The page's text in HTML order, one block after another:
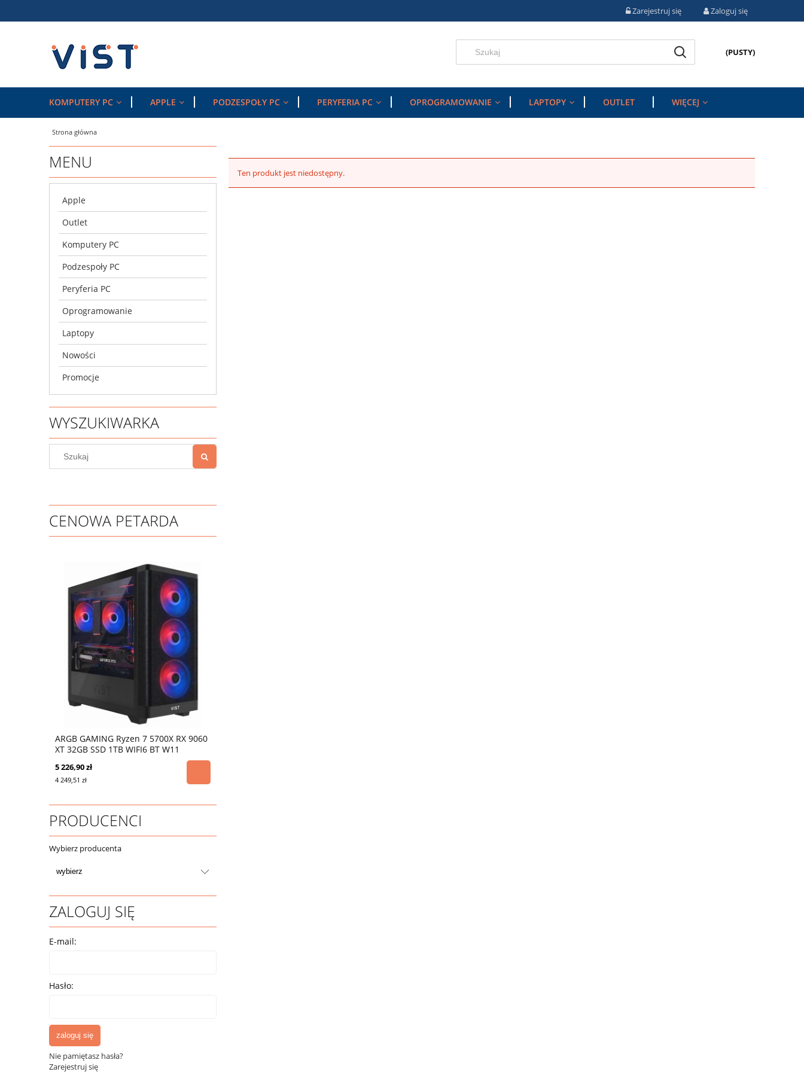
Zarejestruj się Zaloguj się
(PUSTY)
KOMPUTERY PC APPLE PODZESPOŁY PC PERYFERIA PC OPROGRAMOWANIE LAPTOPY OUTLET WIĘCEJ
Strona główna
MENU
Apple
Outlet
Komputery PC
Podzespoły PC
Peryferia PC
Oprogramowanie
Laptopy
Nowości
Promocje
WYSZUKIWARKA
CENOWA PETARDA
ARGB GAMING Ryzen 7 5700X RX 9060
XT 32GB SSD 1TB WIFI6 BT W11
5 226,90 zł
4 249,51 zł
PRODUCENCI
Wybierz producenta
ZALOGUJ SIĘ
E-mail:
Hasło:
zaloguj się
Nie pamiętasz hasła?
Zarejestruj się
Ten produkt jest niedostępny.